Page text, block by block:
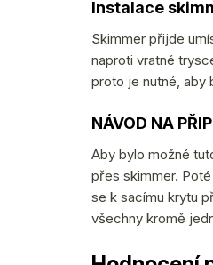
Instalace
Skimmer přijde
naproti vratné
proto je nutné, aby
NÁVOD NA
Aby bylo možné
přes skimmer.
se k sacímu krytu
všechny kromě